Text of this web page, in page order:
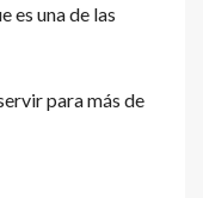
es una de las
para más de